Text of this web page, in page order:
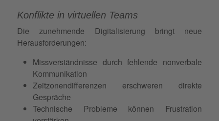
Konflikte in virtuellen Teams
Die zunehmende Digitalisierung bringt neue
Herausforderungen:
Missverständnisse durch fehlende nonverbale
Kommunikation
Zeitzonendifferenzen erschweren direkte
Gespräche
Technische Probleme können Frustration